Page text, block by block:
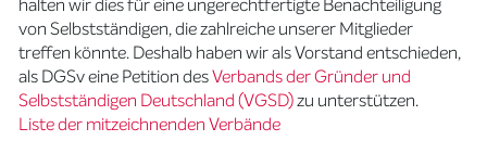
halten wir dies für eine ungerechtfertigte Benachteiligung
von Selbstständigen, die zahlreiche unserer Mitglieder
treffen könnte. Deshalb haben wir als Vorstand entschieden,
als DGSv eine Petition desVerbands der Gründer und
Selbstständigen Deutschland (VGSD)zu unterstützen.
Liste der mitzeichnenden Verbände